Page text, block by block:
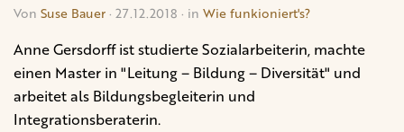
Von Suse Bauer· 27.12.2018 · in Wie funkioniert's?
Anne Gersdorff ist studierte Sozialarbeiterin, machte
einen Master in "Leitung – Bildung – Diversität" und
arbeitet als Bildungsbegleiterin und
Integrationsberaterin.